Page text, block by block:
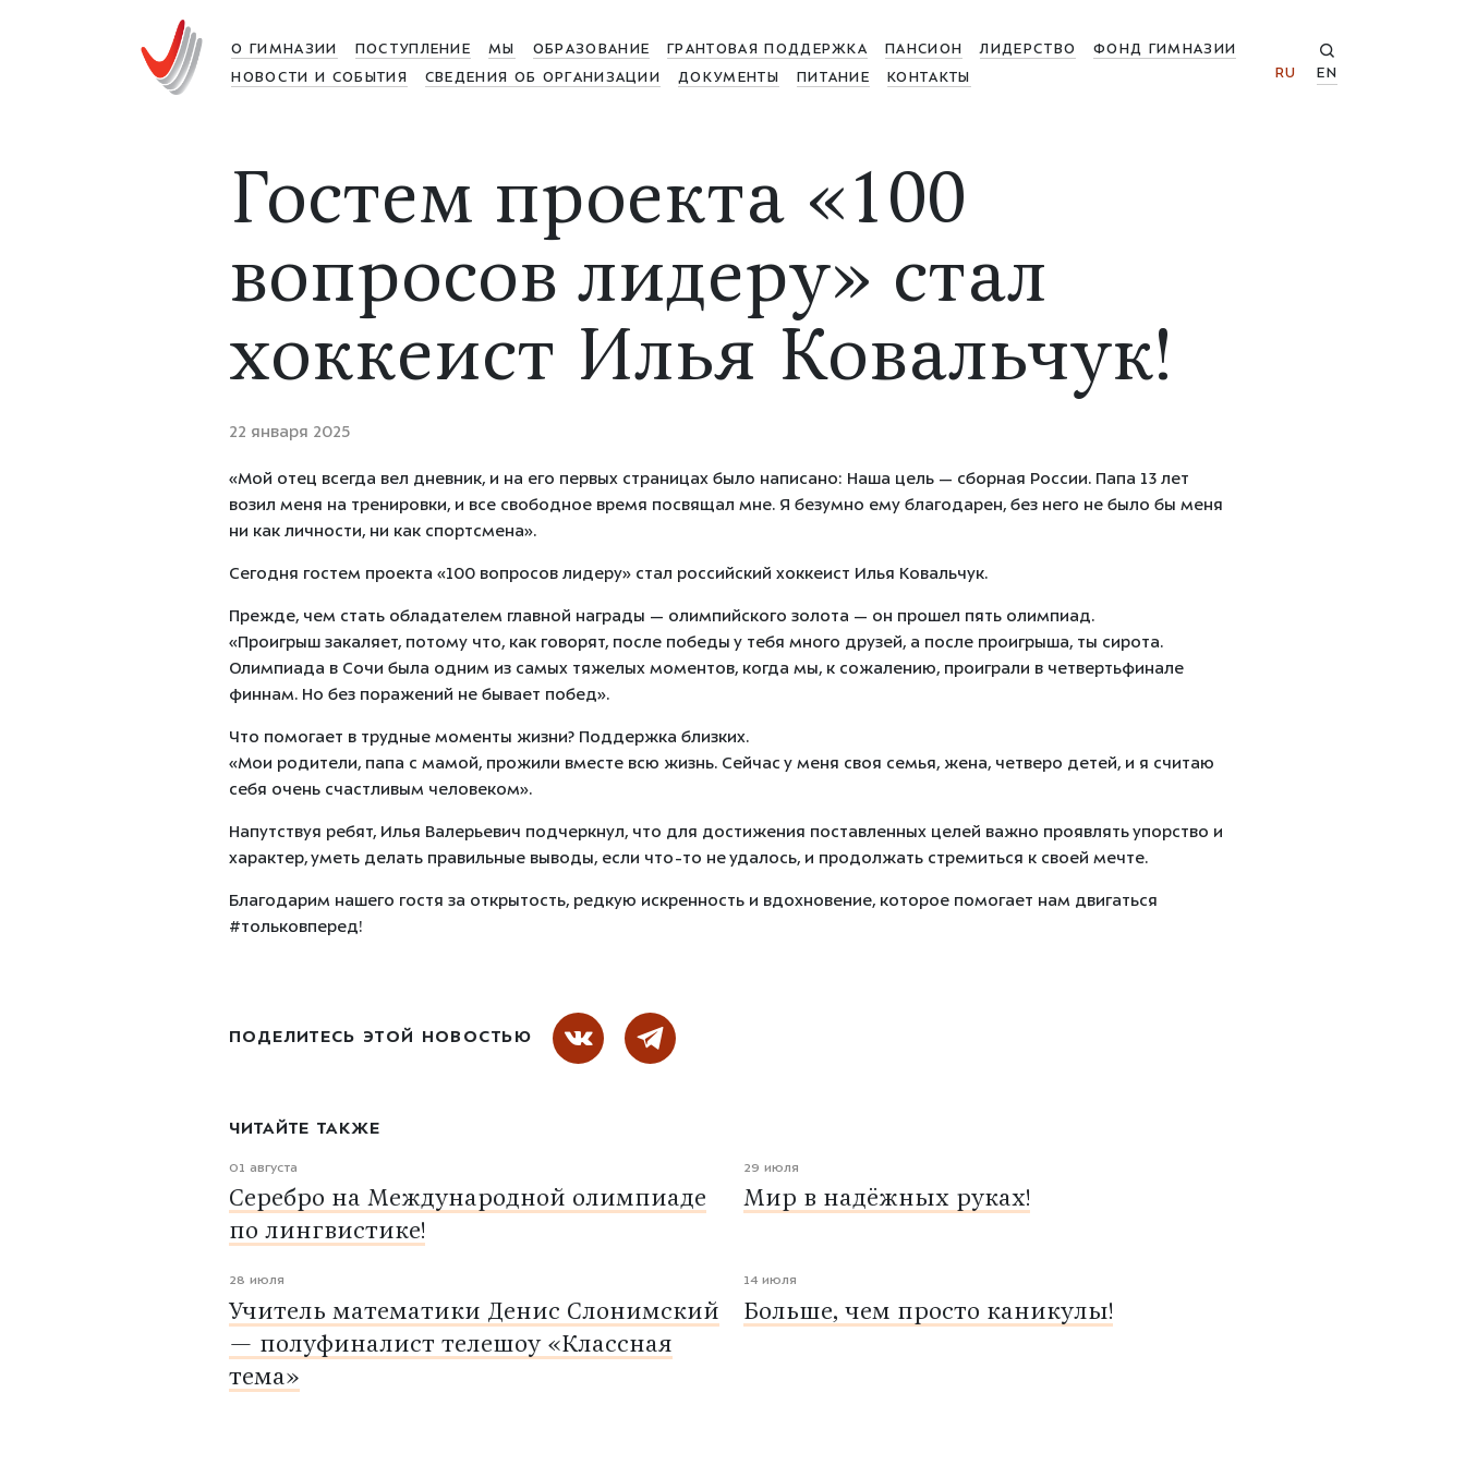
О ГИМНАЗИИ ПОСТУПЛЕНИЕ МЫ ОБРАЗОВАНИЕ ГРАНТОВАЯ ПОДДЕРЖКА ПАНСИОН ЛИДЕРСТВО
ФОНД ГИМНАЗИИ
НОВОСТИ И СОБЫТИЯ
СВЕДЕНИЯ ОБ ОРГАНИЗАЦИИ ДОКУМЕНТЫ ПИТАНИЕ КОНТАКТЫ RU EN
Гостем проекта «100
вопросов лидеру» стал
хоккеист Илья Ковальчук!
22 января 2025
«Мой отец всегда вел дневник, и на его первых страницах было написано: Наша цель — сборная России. Папа 13 лет
возил меня на тренировки, и все свободное время посвящал мне. Я безумно ему благодарен, без него не было бы меня
ни как личности, ни как спортсмена».
Сегодня гостем проекта «100 вопросов лидеру» стал российский хоккеист Илья Ковальчук.
Прежде, чем стать обладателем главной награды — олимпийского золота — он прошел пять олимпиад.
«Проигрыш закаляет, потому что, как говорят, после победы у тебя много друзей, а после проигрыша, ты сирота.
Олимпиада в Сочи была одним из самых тяжелых моментов, когда мы, к сожалению, проиграли в четвертьфинале
финнам. Но без поражений не бывает побед».
Что помогает в трудные моменты жизни? Поддержка близких.
«Мои родители, папа с мамой, прожили вместе всю жизнь. Сейчас у меня своя семья, жена, четверо детей, и я считаю
себя очень счастливым человеком».
Напутствуя ребят, Илья Валерьевич подчеркнул, что для достижения поставленных целей важно проявлять упорство и
характер, уметь делать правильные выводы, если что-то не удалось, и продолжать стремиться к своей мечте.
Благодарим нашего гостя за открытость, редкую искренность и вдохновение, которое помогает нам двигаться
#тольковперед!
ПОДЕЛИТЕСЬ ЭТОЙ НОВОСТЬЮ
ЧИТАЙТЕ ТАКЖЕ
01 августа
Серебро на Международной олимпиаде
по лингвистике!
29 июля
Мир в надёжных руках!
28 июля
Учитель математики Денис Слонимский
— полуфиналист телешоу «Классная
тема»
14 июля
Больше, чем просто каникулы!